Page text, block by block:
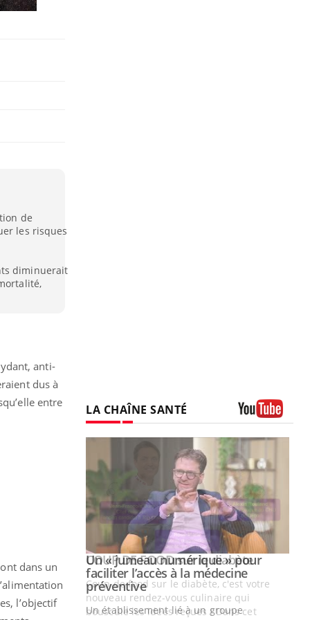
de
les risques
diminuerait
anti-
dus à
entre
dans un
l’objectif
LA CHAÎNE SANTÉ
» pour Youtube
COUP DE FOOD sur le diabèteYoutube
Coup de food sur le diabète, c'est votre
nouveau rendez-vous culinaire qui
bouscule les idées reçues ! Dans cet